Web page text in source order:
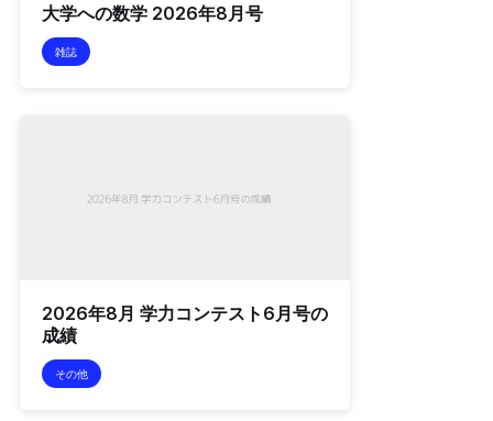
大学への数学 2026年8月号
雑誌
2026年8月 学力コンテスト6月号の
成績
その他